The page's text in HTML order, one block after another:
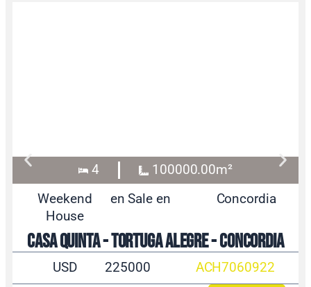
4
100000.00m²
Weekend
House
en Sale en Concordia
Casa Quinta - Tortuga Alegre - Concordia
USD 225000 ACH7060922